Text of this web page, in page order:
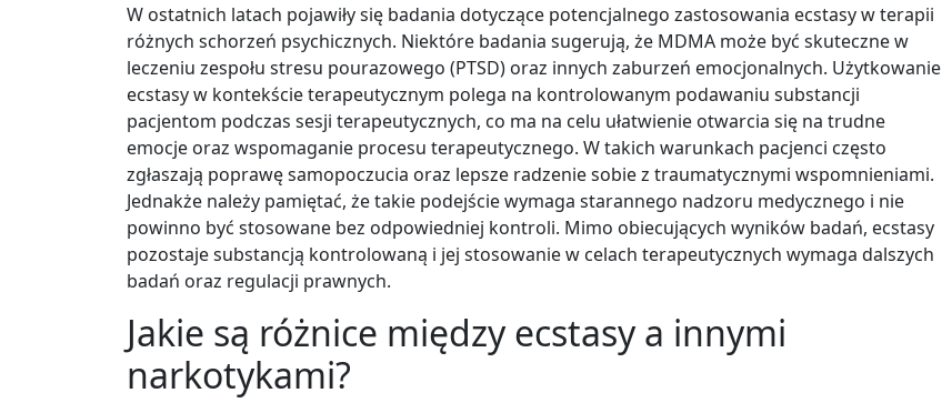
W ostatnich latach pojawiły się badania dotyczące potencjalnego zastosowania ecstasy w terapii
różnych schorzeń psychicznych. Niektóre badania sugerują, że MDMA może być skuteczne w
leczeniu zespołu stresu pourazowego (PTSD) oraz innych zaburzeń emocjonalnych. Użytkowanie
ecstasy w kontekście terapeutycznym polega na kontrolowanym podawaniu substancji
pacjentom podczas sesji terapeutycznych, co ma na celu ułatwienie otwarcia się na trudne
emocje oraz wspomaganie procesu terapeutycznego. W takich warunkach pacjenci często
zgłaszają poprawę samopoczucia oraz lepsze radzenie sobie z traumatycznymi wspomnieniami.
Jednakże należy pamiętać, że takie podejście wymaga starannego nadzoru medycznego i nie
powinno być stosowane bez odpowiedniej kontroli. Mimo obiecujących wyników badań, ecstasy
pozostaje substancją kontrolowaną i jej stosowanie w celach terapeutycznych wymaga dalszych
badań oraz regulacji prawnych.
Jakie są różnice między ecstasy a innymi
narkotykami?